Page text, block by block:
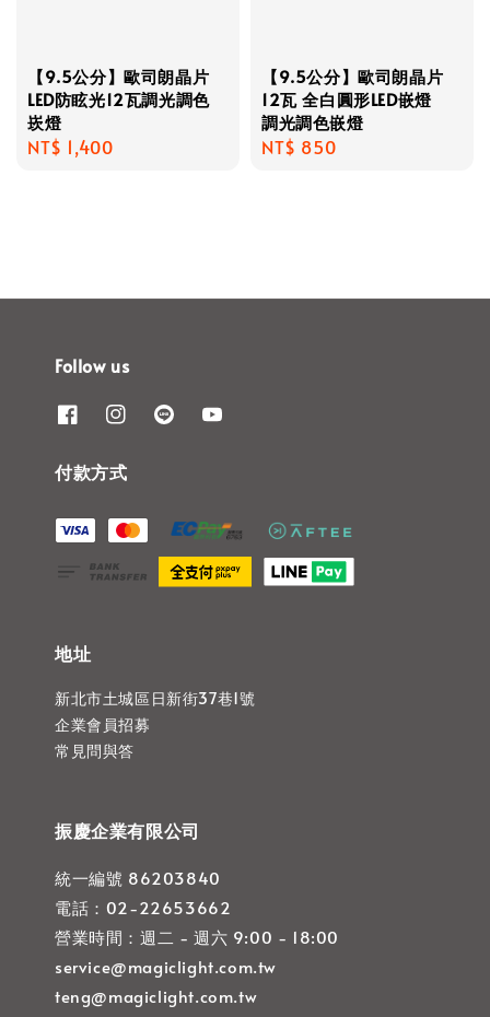
【9.5公分】歐司朗晶片
LED防眩光12瓦調光調色
崁燈
Regular
NT$ 1,400
【9.5公分】歐司朗晶片
12瓦 全白圓形LED嵌燈
調光調色嵌燈
Regular
NT$ 850
Follow us
付款方式
地址
新北市土城區日新街37巷1號
企業會員招募
常見問與答
振慶企業有限公司
統一編號 86203840
電話：02-22653662
營業時間：週二 - 週六 9:00 - 18:00
service@magiclight.com.tw
teng@magiclight.com.tw